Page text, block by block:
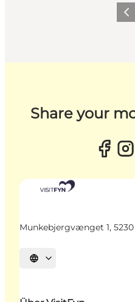
Share your
Munkebjergvænget 1,
Sprache auswählen